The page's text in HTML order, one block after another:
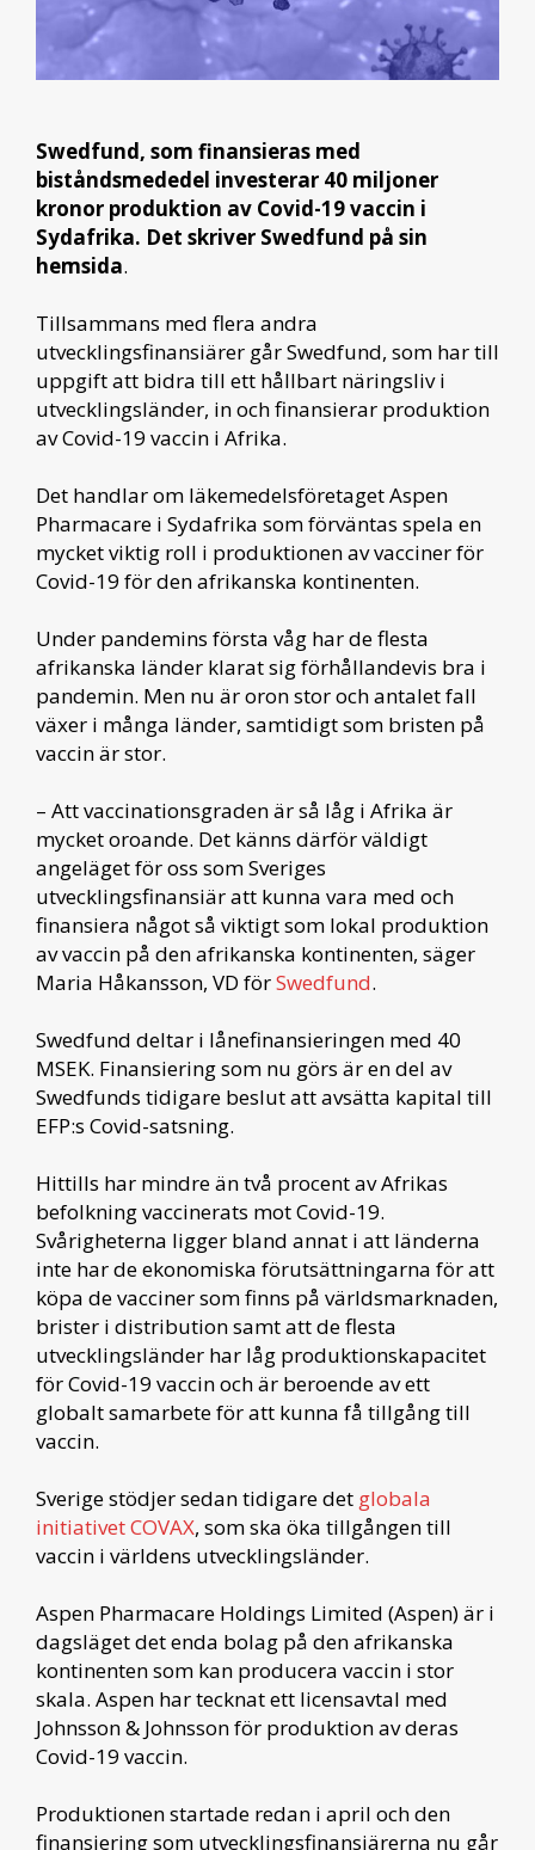
Swedfund, som finansieras med
biståndsmededel investerar 40 miljoner
kronor produktion av Covid-19 vaccin i
Sydafrika. Det skriver Swedfund på sin
hemsida.
Tillsammans med flera andra
utvecklingsfinansiärer går Swedfund, som har till
uppgift att bidra till ett hållbart näringsliv i
utvecklingsländer, in och finansierar produktion
av Covid-19 vaccin i Afrika.
Det handlar om läkemedelsföretaget Aspen
Pharmacare i Sydafrika som förväntas spela en
mycket viktig roll i produktionen av vacciner för
Covid-19 för den afrikanska kontinenten.
Under pandemins första våg har de flesta
afrikanska länder klarat sig förhållandevis bra i
pandemin. Men nu är oron stor och antalet fall
växer i många länder, samtidigt som bristen på
vaccin är stor.
– Att vaccinationsgraden är så låg i Afrika är
mycket oroande. Det känns därför väldigt
angeläget för oss som Sveriges
utvecklingsfinansiär att kunna vara med och
finansiera något så viktigt som lokal produktion
av vaccin på den afrikanska kontinenten, säger
Maria Håkansson, VD förSwedfund.
Swedfund deltar i lånefinansieringen med 40
MSEK. Finansiering som nu görs är en del av
Swedfunds tidigare beslut att avsätta kapital till
EFP:s Covid-satsning.
Hittills har mindre än två procent av Afrikas
befolkning vaccinerats mot Covid-19.
Svårigheterna ligger bland annat i att länderna
inte har de ekonomiska förutsättningarna för att
köpa de vacciner som finns på världsmarknaden,
brister i distribution samt att de flesta
utvecklingsländer har låg produktionskapacitet
för Covid-19 vaccin och är beroende av ett
globalt samarbete för att kunna få tillgång till
vaccin.
Sverige stödjer sedan tidigare det globala
initiativet COVAX, som ska öka tillgången till
vaccin i världens utvecklingsländer.
Aspen Pharmacare Holdings Limited (Aspen) är i
dagsläget det enda bolag på den afrikanska
kontinenten som kan producera vaccin i stor
skala. Aspen har tecknat ett licensavtal med
Johnsson & Johnsson för produktion av deras
Covid-19 vaccin.
Produktionen startade redan i april och den
finansiering som utvecklingsfinansiärerna nu går